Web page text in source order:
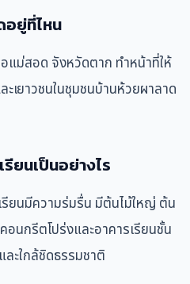
อยู่ที่ไหน
แม่สอด จังหวัดตาก ทำหน้าที่ให้
เยาวชนในชุมชนบ้านห้วยผาลาด
ยนเป็นอย่างไร
ยนมีความร่มรื่น มีต้นไม้ใหญ่ ต้น
นกรีตโปร่งและอาคารเรียนชั้น
ะใกล้ชิดธรรมชาติ